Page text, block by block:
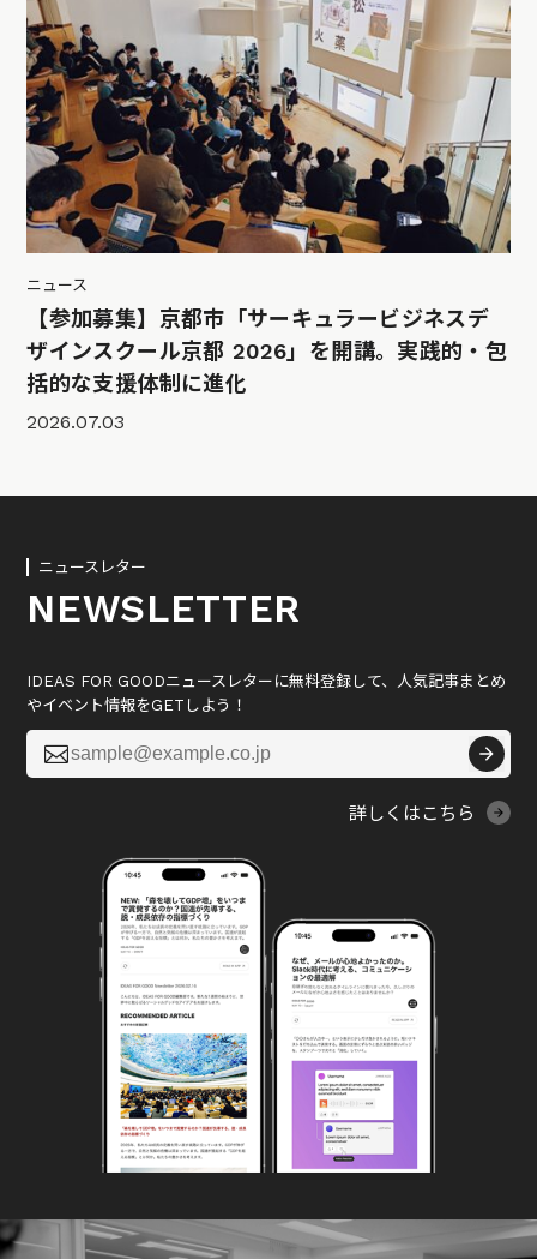
ニュース
【参加募集】京都市「サーキュラービジネスデ
ザインスクール京都 2026」を開講。実践的・包
括的な支援体制に進化
2026.07.03
ニュースレター
NEWSLETTER
IDEAS FOR GOODニュースレターに無料登録して、人気記事まとめ
やイベント情報をGETしよう！

詳しくはこちら